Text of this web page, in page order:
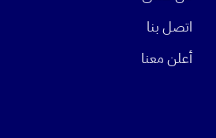
اتصل بنا
أعلن معنا